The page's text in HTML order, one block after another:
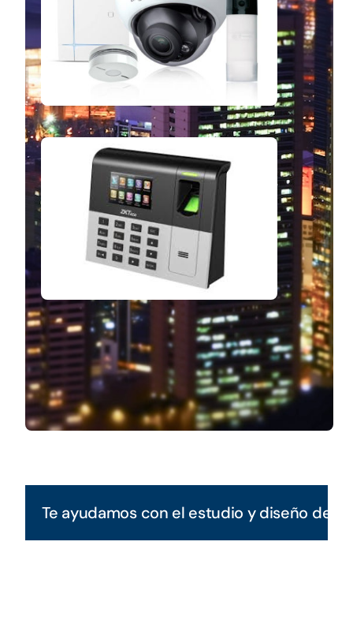
Te ayudamos con el estudio y diseño de